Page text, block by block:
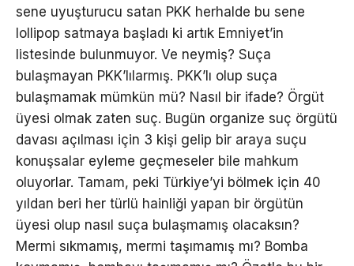
sene uyuşturucu satan PKK herhalde bu sene
lollipop satmaya başladı ki artık Emniyet’in
listesinde bulunmuyor. Ve neymiş? Suça
bulaşmayan PKK’lılarmış. PKK’lı olup suça
bulaşmamak mümkün mü? Nasıl bir ifade? Örgüt
üyesi olmak zaten suç. Bugün organize suç örgütü
davası açılması için 3 kişi gelip bir araya suçu
konuşsalar eyleme geçmeseler bile mahkum
oluyorlar. Tamam, peki Türkiye’yi bölmek için 40
yıldan beri her türlü hainliği yapan bir örgütün
üyesi olup nasıl suça bulaşmamış olacaksın?
Mermi sıkmamış, mermi taşımamış mı? Bomba